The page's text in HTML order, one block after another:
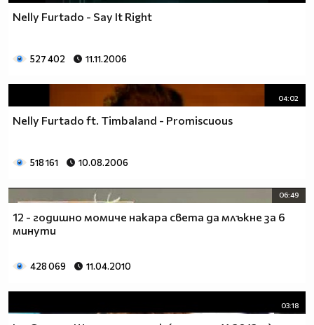
Nelly Furtado - Say It Right
527 402 11.11.2006
04:02
Nelly Furtado ft. Timbaland - Promiscuous
518 161 10.08.2006
06:49
12 - годишно момиче накара света да млъкне за 6
минути
428 069 11.04.2010
03:18